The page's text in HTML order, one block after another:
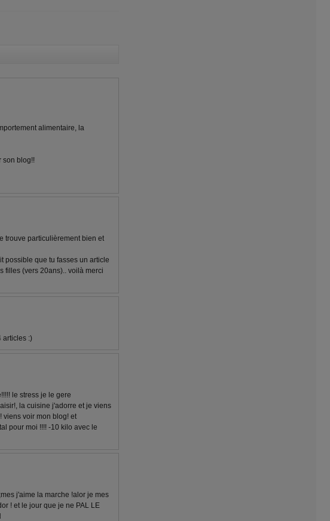
alimentaire, la
son blog!!
trouve particulièrement bien et
possible que tu fasses un article
filles (vers 20ans).. voilà merci
articles :)
le stress je le gere
la cuisine j'adorre et je viens
viens voir mon blog! et
pour moi !!!! -10 kilo avec le
j'aime la marche !alor je mes
! et le jour que je ne PAL LE